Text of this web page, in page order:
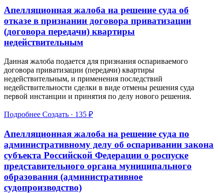
Апелляционная жалоба на решение суда об
отказе в признании договора приватизации
(договора передачи) квартиры
недействительным
Данная жалоба подается для признания оспариваемого
договора приватизации (передачи) квартиры
недействительным, и применения последствий
недействительности сделки в виде отмены решения суда
первой инстанции и принятия по делу нового решения.
Подробнее Создать · 135 ₽
Апелляционная жалоба на решение суда по
административному делу об оспаривании закона
субъекта Российской Федерации о роспуске
представительного органа муниципального
образования (административное
судопроизводство)